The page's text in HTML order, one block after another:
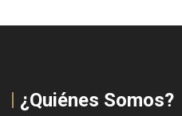
¿Quiénes Somos?